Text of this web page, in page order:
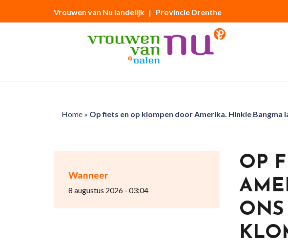
Vrouwen van Nu landelijk | Provincie Drenthe
Home» Op fiets en op klompen door Amerika. Hinkie Bangma
Wanneer
8 augustus 2026 - 03:04
OP